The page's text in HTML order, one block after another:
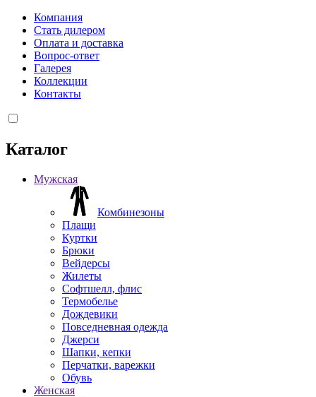
Компания
Стать дилером
Оплата и доставка
Вопрос-ответ
Галерея
Коллекции
Контакты
Каталог
Мужская
Комбинезоны
Плащи
Куртки
Брюки
Вейдерсы
Жилеты
Софтшелл, флис
Термобелье
Дождевики
Повседневная одежда
Джерси
Шапки, кепки
Перчатки, варежки
Обувь
Женская